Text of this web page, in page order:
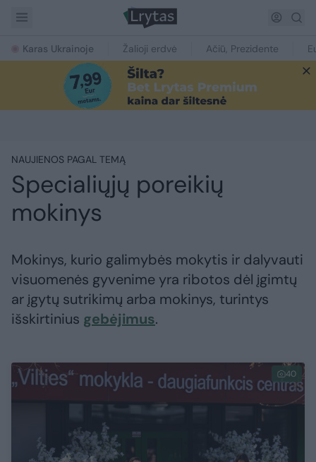
Karas Ukrainoje Žalioji erdvė Ačiū, Prezidente
NAUJIENOS PAGAL TEMĄ
Specialiųjų poreikių
mokinys
Mokinys, kurio galimybės mokytis ir dalyvauti
visuomenės gyvenime yra ribotos dėl įgimtų
ar įgytų sutrikimų arba mokinys, turintys
išskirtinius gebėjimus.
40